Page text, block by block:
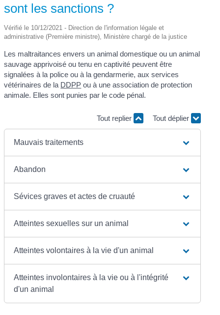
sont les sanctions ?
Vérifié le 10/12/2021 - Direction de l'information légale et
administrative (Première ministre), Ministère chargé de la justice
Les maltraitances envers un animal domestique ou un animal
sauvage apprivoisé ou tenu en captivité peuvent être
signalées à la police ou à la gendarmerie, aux services
vétérinaires de la DDPP ou à une association de protection
animale. Elles sont punies par le code pénal.
Tout replier Tout déplier
Mauvais traitements
Abandon
Sévices graves et actes de cruauté
Atteintes sexuelles sur un animal
Atteintes volontaires à la vie d'un animal
Atteintes involontaires à la vie ou à l'intégrité
d'un animal